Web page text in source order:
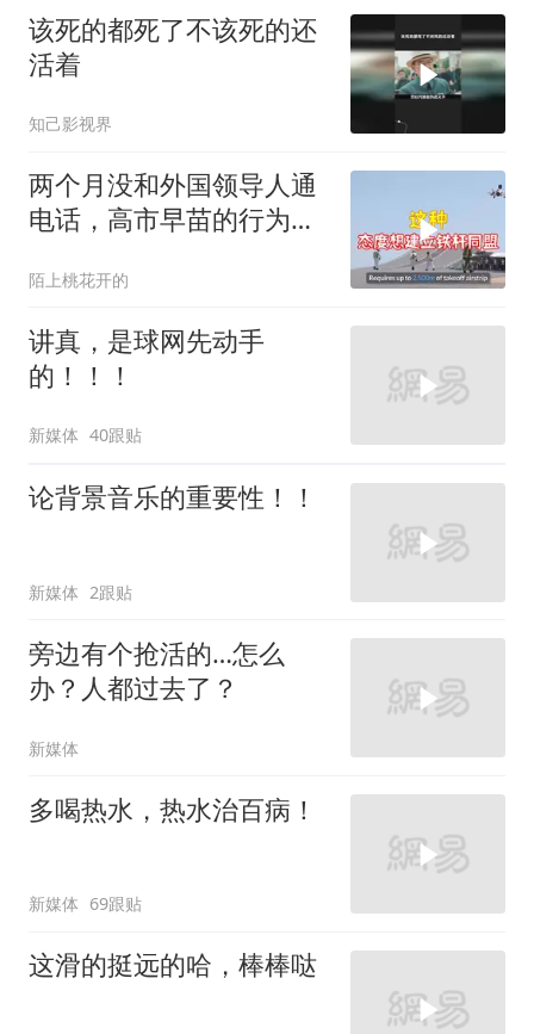
该死的都死了不该死的还
活着
知己影视界
两个月没和外国领导人通
电话，高市早苗的行为让
陌上桃花开的
讲真，是球网先动手
的！！！
新媒体 40跟贴
论背景音乐的重要性！！
新媒体 2跟贴
旁边有个抢活的…怎么
办？人都过去了？
新媒体
多喝热水，热水治百病！
新媒体 69跟贴
这滑的挺远的哈，棒棒哒